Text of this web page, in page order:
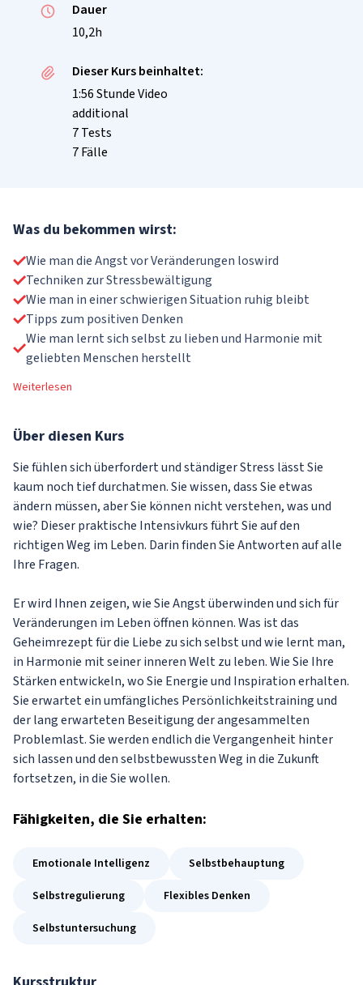
Dauer
10,2h
Dieser Kurs beinhaltet:
1:56 Stunde Video
additional
7 Tests
7 Fälle
Was du bekommen wirst:
Wie man die Angst vor Veränderungen loswird
Techniken zur Stressbewältigung
Wie man in einer schwierigen Situation ruhig bleibt
Tipps zum positiven Denken
Wie man lernt sich selbst zu lieben und Harmonie mit
geliebten Menschen herstellt
Weiterlesen
Über diesen Kurs
Sie fühlen sich überfordert und ständiger Stress lässt Sie
kaum noch tief durchatmen. Sie wissen, dass Sie etwas
ändern müssen, aber Sie können nicht verstehen, was und
wie? Dieser praktische Intensivkurs führt Sie auf den
richtigen Weg im Leben. Darin finden Sie Antworten auf alle
Ihre Fragen.
Er wird Ihnen zeigen, wie Sie Angst überwinden und sich für
Veränderungen im Leben öffnen können. Was ist das
Geheimrezept für die Liebe zu sich selbst und wie lernt man,
in Harmonie mit seiner inneren Welt zu leben. Wie Sie Ihre
Stärken entwickeln, wo Sie Energie und Inspiration erhalten.
Sie erwartet ein umfängliches Persönlichkeitstraining und
der lang erwarteten Beseitigung der angesammelten
Problemlast. Sie werden endlich die Vergangenheit hinter
sich lassen und den selbstbewussten Weg in die Zukunft
fortsetzen, in die Sie wollen.
Fähigkeiten, die Sie erhalten:
Emotionale Intelligenz
Selbstbehauptung
Selbstregulierung
Flexibles Denken
Selbstuntersuchung